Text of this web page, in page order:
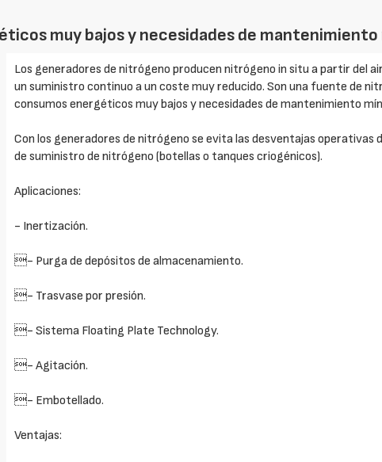
muy bajos y necesidades de mantenimiento
Los generadores de nitrógeno producen nitrógeno in situ a partir del
un suministro continuo a un coste muy reducido. Son una fuente de
consumos energéticos muy bajos y necesidades de mantenimiento
Con los generadores de nitrógeno se evita las desventajas operativas
de suministro de nitrógeno (botellas o tanques criogénicos).
Aplicaciones:
- Inertización.
- Purga de depósitos de almacenamiento.
- Trasvase por presión.
- Sistema Floating Plate Technology.
- Agitación.
- Embotellado.
Ventajas: